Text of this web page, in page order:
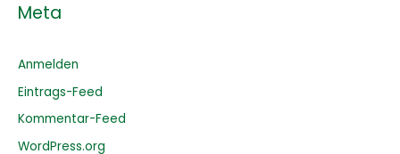
Meta
Anmelden
Eintrags-Feed
Kommentar-Feed
WordPress.org